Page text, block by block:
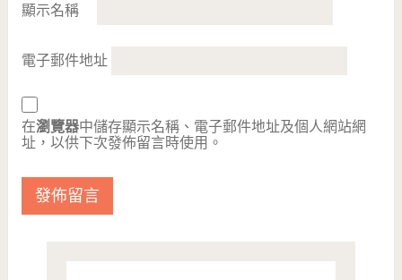
顯示名稱
電子郵件地址
在瀏覽器中儲存顯示名稱、電子郵件地址及個人網站網
址，以供下次發佈留言時使用。